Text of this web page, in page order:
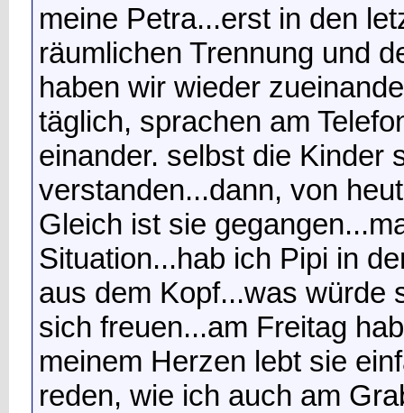
meine Petra...erst in den
räumlichen Trennung und
haben wir wieder
täglich, sprachen am
einander. selbst die Kinder
verstanden...dann, von
Gleich ist sie
Situation...hab ich Pipi in
aus dem Kopf...was würde
sich freuen...am Freitag
meinem Herzen lebt sie
reden, wie ich auch am